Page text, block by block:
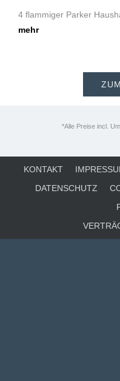
4 flammiger Parker
mehr
*Alle Preise incl.
KONTAKT
DATENSCHUTZ